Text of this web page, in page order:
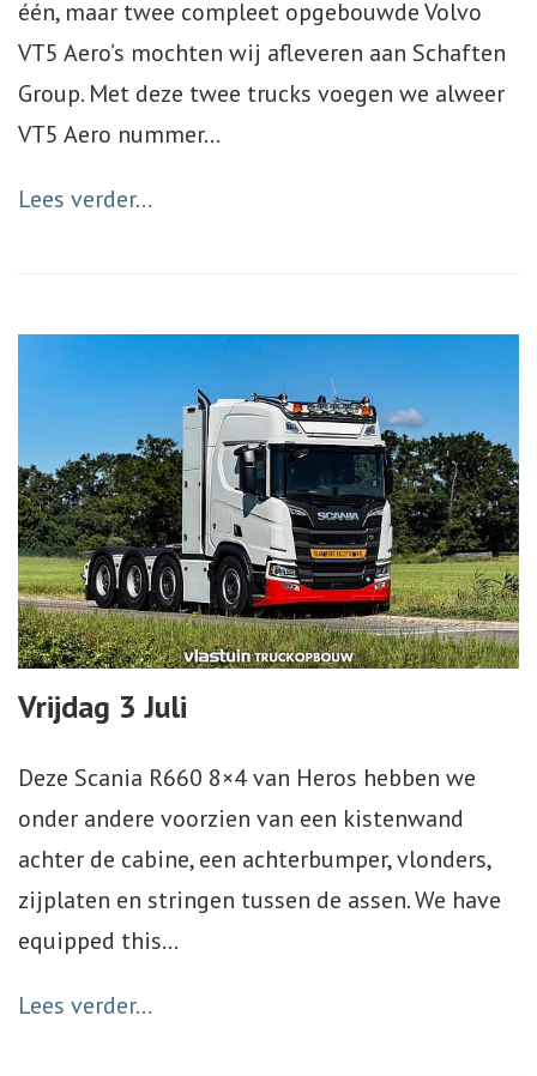
één, maar twee compleet opgebouwde Volvo
VT5 Aero’s mochten wij afleveren aan Schaften
Group. Met deze twee trucks voegen we alweer
VT5 Aero nummer…
Lees verder...
Vrijdag 3 Juli
Deze Scania R660 8×4 van Heros hebben we
onder andere voorzien van een kistenwand
achter de cabine, een achterbumper, vlonders,
zijplaten en stringen tussen de assen. We have
equipped this…
Lees verder...